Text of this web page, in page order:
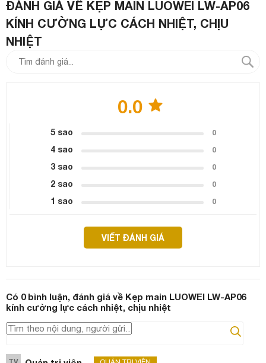
ĐÁNH GIÁ VỀ KẸP MAIN LUOWEI LW-AP06
KÍNH CƯỜNG LỰC CÁCH NHIỆT, CHỊU
NHIỆT
0.0
5 sao 0
4 sao 0
3 sao 0
2 sao 0
1 sao 0
VIẾT ĐÁNH GIÁ
Có 0bình luận, đánh giá về Kẹp main LUOWEI LW-AP06
kính cường lực cách nhiệt, chịu nhiệt